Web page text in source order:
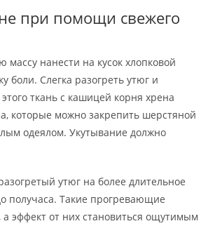
при помощи свежего
нанести на кусок хлопковой
боли. Слегка разогреть утюг и
ткань с кашицей корня хрена
которые можно закрепить шерстяной
одеялом. Укутывание должно
утюг на более длительное
получаса. Такие прогревающие
эффект от них становиться ощутимым